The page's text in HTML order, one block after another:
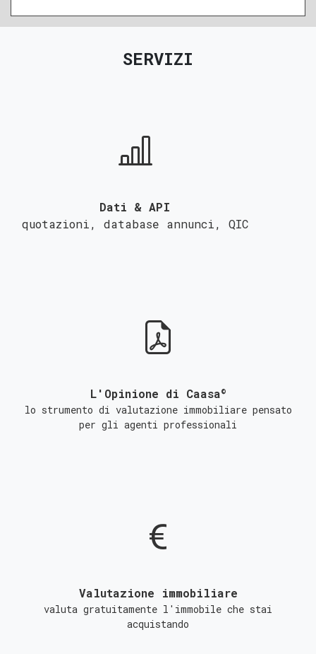
SERVIZI
Dati & API
quotazioni, database annunci, QIC
L'Opinione di Caasa©
lo strumento di valutazione immobiliare pensato
per gli agenti professionali
Valutazione immobiliare
valuta gratuitamente l'immobile che stai
acquistando